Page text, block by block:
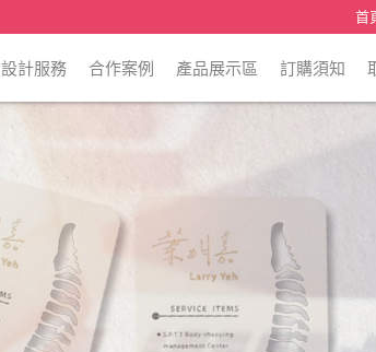
首
設計服務 合作案例 產品展示區 訂購須知